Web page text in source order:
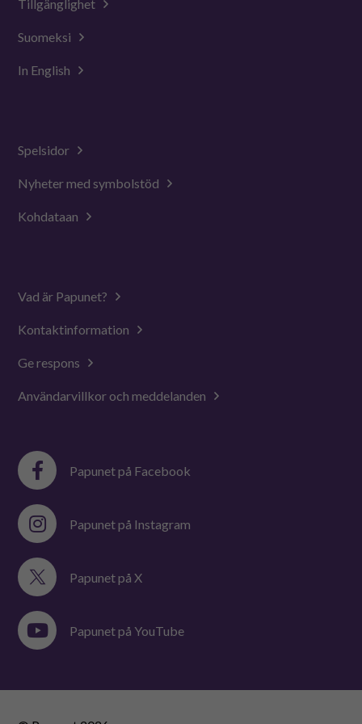
Tillgänglighet
Suomeksi
In English
Spelsidor
Nyheter med symbolstöd
Kohdataan
Vad är Papunet?
Kontaktinformation
Ge respons
Användarvillkor och meddelanden
Papunet på Facebook
Papunet på Instagram
Papunet på X
Papunet på YouTube